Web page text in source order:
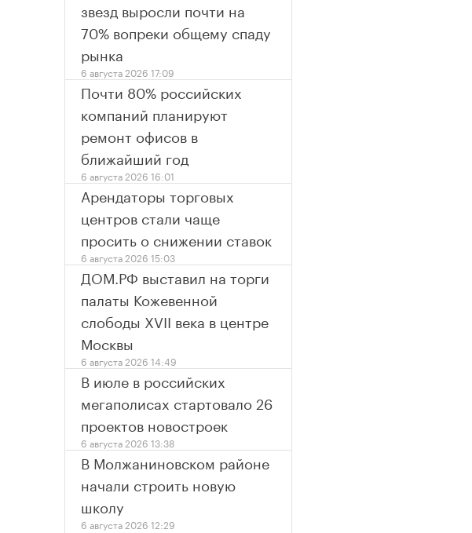
звезд выросли почти на
70% вопреки общему спаду
рынка
6 августа 2026 17:09
Почти 80% российских
компаний планируют
ремонт офисов в
ближайший год
6 августа 2026 16:01
Арендаторы торговых
центров стали чаще
просить о снижении ставок
6 августа 2026 15:03
ДОМ.РФ выставил на торги
палаты Кожевенной
слободы XVII века в центре
Москвы
6 августа 2026 14:49
В июле в российских
мегаполисах стартовало 26
проектов новостроек
6 августа 2026 13:38
В Молжаниновском районе
начали строить новую
школу
6 августа 2026 12:29